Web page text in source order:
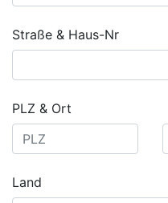
Straße & Haus-Nr
PLZ & Ort
Land